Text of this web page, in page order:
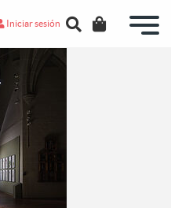
Iniciar sesión